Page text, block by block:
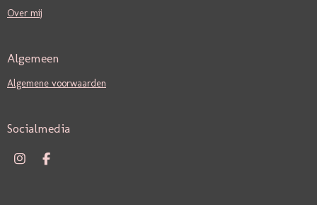
Over mij
Algemeen
Algemene voorwaarden
Socialmedia
I
F